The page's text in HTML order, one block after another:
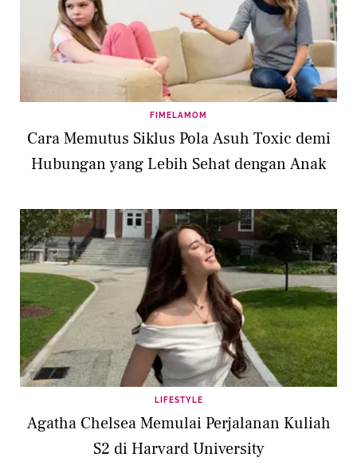
FIMELAMOM
Cara Memutus Siklus Pola Asuh Toxic demi
Hubungan yang Lebih Sehat dengan Anak
LIFESTYLE
Agatha Chelsea Memulai Perjalanan Kuliah
S2 di Harvard University